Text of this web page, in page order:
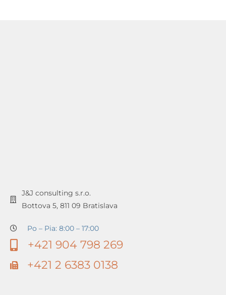
J&J consulting s.r.o.
Bottova 5, 811 09 Bratislava
Po – Pia: 8:00 – 17:00
+421 904 798 269
+421 2 6383 0138